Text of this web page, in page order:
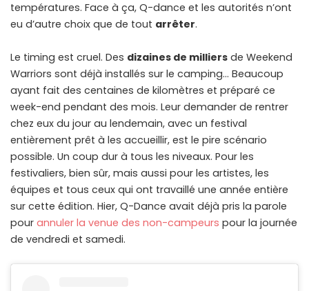
températures. Face à ça, Q-dance et les autorités n’ont
eu d’autre choix que de tout arrêter.
Le timing est cruel. Des dizaines de milliers de Weekend
Warriors sont déjà installés sur le camping… Beaucoup
ayant fait des centaines de kilomètres et préparé ce
week-end pendant des mois. Leur demander de rentrer
chez eux du jour au lendemain, avec un festival
entièrement prêt à les accueillir, est le pire scénario
possible. Un coup dur à tous les niveaux. Pour les
festivaliers, bien sûr, mais aussi pour les artistes, les
équipes et tous ceux qui ont travaillé une année entière
sur cette édition. Hier, Q-Dance avait déjà pris la parole
pour annuler la venue des non-campeurs pour la journée
de vendredi et samedi.